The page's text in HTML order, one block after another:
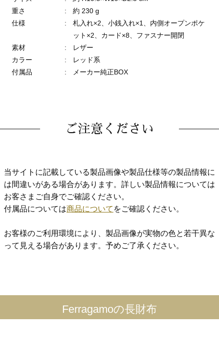
重さ
:
約 230 g
仕様
:
札入れ×2、小銭入れ×1、内側オープンポケ
ット×2、カード×8、ファスナー開閉
素材
:
レザー
カラー
:
レッド系
付属品
: メーカー純正BOX
ご注意ください
当サイトに記載している製品画像や製品仕様等の製品情報に
は間違いがある場合があります。詳しい製品情報については
お客さまご自身でご確認ください。
付属品については商品について をご確認ください。
お客様のご利用環境により、製品画像が実物の色と若干異な
って見える場合があります。予めご了承ください。
Ferragamoの長財布